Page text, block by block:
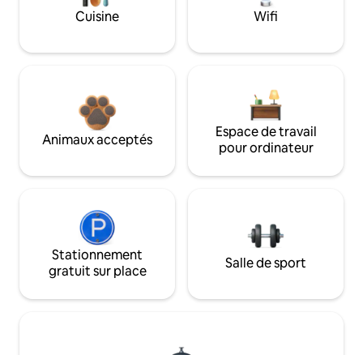
Cuisine Wifi
Animaux acceptés
Espace de travail
pour ordinateur
Stationnement
gratuit sur place
Salle de sport